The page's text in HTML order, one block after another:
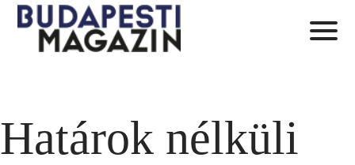
Határok nélküli